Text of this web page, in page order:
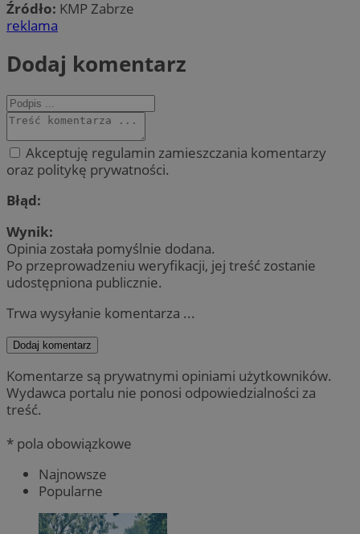
Źródło: KMP Zabrze
reklama
Dodaj komentarz
Akceptuję regulamin zamieszczania komentarzy
oraz politykę prywatności.
Błąd:
Wynik:
Opinia została pomyślnie dodana.
Po przeprowadzeniu weryfikacji, jej treść zostanie
udostępniona publicznie.
Trwa wysyłanie komentarza ...
Dodaj komentarz
Komentarze są prywatnymi opiniami użytkowników.
Wydawca portalu nie ponosi odpowiedzialności za
treść.
* pola obowiązkowe
Najnowsze
Popularne